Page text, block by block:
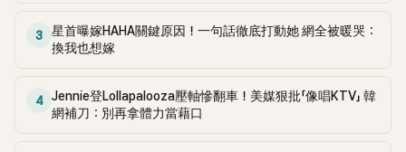
3
星首曝嫁HAHA關鍵原因！一句話徹底打動她 網全被暖哭：
換我也想嫁
4
Jennie登Lollapalooza壓軸慘翻車！美媒狠批「像唱KTV」 韓
網補刀：別再拿體力當藉口